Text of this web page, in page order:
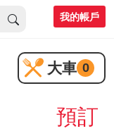
我的帳戶
預訂
大車 0